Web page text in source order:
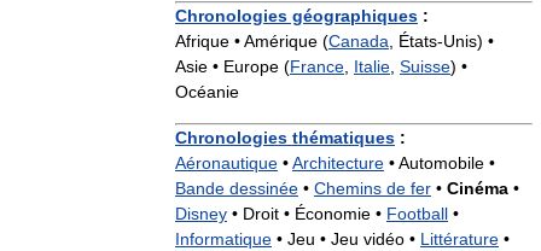
Chronologies géographiques :
Afrique • Amérique (Canada, États-Unis) •
Asie • Europe (France, Italie, Suisse) •
Océanie
Chronologies thématiques :
Aéronautique •Architecture •Automobile •
Bande dessinée • Chemins de fer • Cinéma •
Disney • Droit • Économie • Football •
Informatique • Jeu • Jeu vidéo • Littérature •